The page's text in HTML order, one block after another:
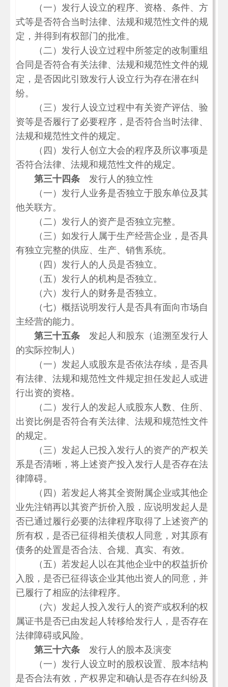
（一）发行人设立的程序、资格、条件、方
式等是否符合当时法律、法规和规范性文件的规
定，并得到有权部门的批准。
（二）发行人设立过程中所签定的改制重组
合同是否符合有关法律、法规和规范性文件的规
定，是否因此引致发行人设立行为存在潜在纠
纷。
（三）发行人设立过程中有关资产评估、验
资等是否履行了必要程序，是否符合当时法律、
法规和规范性文件的规定。
（四）发行人创立大会的程序及所议事项是
否符合法律、法规和规范性文件的规定。
第三十四条 发行人的独立性
（一）发行人业务是否独立于股东单位及其
他关联方。
（二）发行人的资产是否独立完整。
（三）如发行人属于生产经营企业，是否具
有独立完整的供应、生产、销售系统。
（四）发行人的人员是否独立。
（五）发行人的机构是否独立。
（六）发行人的财务是否独立。
（七）概括说明发行人是否具有面向市场自
主经营的能力。
第三十五条 发起人和股东（追溯至发行人
的实际控制人）
（一）发起人或股东是否依法存续，是否具
有法律、法规和规范性文件规定担任发起人或进
行出资的资格。
（二）发行人的发起人或股东人数、住所、
出资比例是否符合有关法律、法规和规范性文件
的规定。
（三）发起人已投入发行人的资产的产权关
系是否清晰，将上述资产投入发行人是否存在法
律障碍。
（四）若发起人将其全资附属企业或其他企
业先注销再以其资产折价入股，应说明发起人是
否已通过履行必要的法律程序取得了上述资产的
所有权，是否已征得相关债权人同意，对其原有
债务的处置是否合法、合规、真实、有效。
（五）若发起人以在其他企业中的权益折价
入股，是否已征得该企业其他出资人的同意，并
已履行了相应的法律程序。
（六）发起人投入发行人的资产或权利的权
属证书是否已由发起人转移给发行人，是否存在
法律障碍或风险。
第三十六条 发行人的股本及演变
（一）发行人设立时的股权设置、股本结构
是否合法有效，产权界定和确认是否存在纠纷及